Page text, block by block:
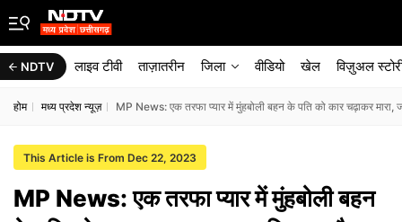
NDTV लाइव टीवी ताज़ातरीन जिला वीडियो खेल विज़ुअल
होम मध्य प्रदेश न्यूज़ MP News: एक तरफा प्यार में मुंहबोली बहन के पति को कार चढ़ाकर मारा,
This Article is From Dec 22, 2023
MP News: एक तरफा प्यार में मुंहबोली बहन